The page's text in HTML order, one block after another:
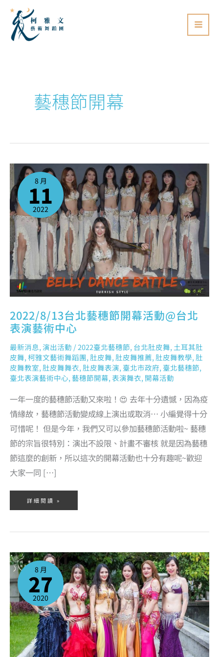
藝穗節開幕
8 月
11
2022
2022/8/13台北藝穗節開幕活動@台北
表演藝術中心
最新消息,演出活動 /2022臺北藝穗節,台北肚皮舞,土耳其肚
皮舞,柯雅文藝術舞蹈團,肚皮舞,肚皮舞推薦,肚皮舞教學,肚
皮舞教室,肚皮舞舞衣,肚皮舞表演,臺北市政府,臺北藝穗節,
臺北表演藝術中心,藝穗節開幕,表演舞衣,開幕活動
一年一度的藝穗節活動又來啦！😍 去年十分遺憾，因為疫
情緣故，藝穗節活動變成線上演出或取消… 小編覺得十分
可惜呢！ 但是今年，我們又可以參加藝穗節活動啦~ 藝穗
節的宗旨很特別：演出不設限、計畫不審核 就是因為藝穗
節這麼的創新，所以這次的開幕活動也十分有趣呢~歡迎
大家一同 […]
2022/8/13
台
北
節
開
幕
活
動
@
台
北
演
藝
術
中
心
詳細閱讀 »
8 月
27
2020
2020
臺
北
節
報
導
~
雅
文
藝
術
舞
蹈
團
上
新
聞
啦！